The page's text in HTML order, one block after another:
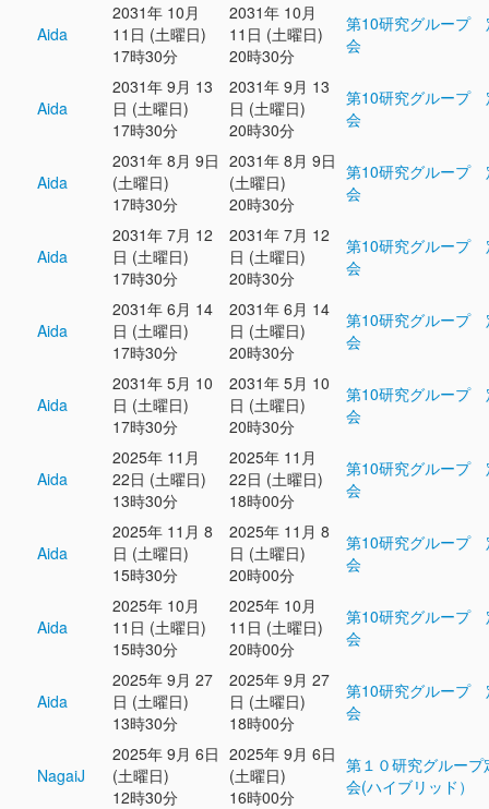
Aida
2031年 10月
11日 (土曜日)
17時30分
2031年 10月
11日 (土曜日)
20時30分
第10研究グループ
会
Aida
2031年 9月 13
日 (土曜日)
17時30分
2031年 9月 13
日 (土曜日)
20時30分
第10研究グループ
会
Aida
2031年 8月 9日
(土曜日)
17時30分
2031年 8月 9日
(土曜日)
20時30分
第10研究グループ
会
Aida
2031年 7月 12
日 (土曜日)
17時30分
2031年 7月 12
日 (土曜日)
20時30分
第10研究グループ
会
Aida
2031年 6月 14
日 (土曜日)
17時30分
2031年 6月 14
日 (土曜日)
20時30分
第10研究グループ
会
Aida
2031年 5月 10
日 (土曜日)
17時30分
2031年 5月 10
日 (土曜日)
20時30分
第10研究グループ
会
Aida
2025年 11月
22日 (土曜日)
13時30分
2025年 11月
22日 (土曜日)
18時00分
第10研究グループ
会
Aida
2025年 11月 8
日 (土曜日)
15時30分
2025年 11月 8
日 (土曜日)
20時00分
第10研究グループ
会
Aida
2025年 10月
11日 (土曜日)
15時30分
2025年 10月
11日 (土曜日)
20時00分
第10研究グループ
会
Aida
2025年 9月 27
日 (土曜日)
13時30分
2025年 9月 27
日 (土曜日)
18時00分
第10研究グループ
会
NagaiJ
2025年 9月 6日
(土曜日)
12時30分
2025年 9月 6日
(土曜日)
16時00分
第１０研究グループ
会(ハイブリッド）